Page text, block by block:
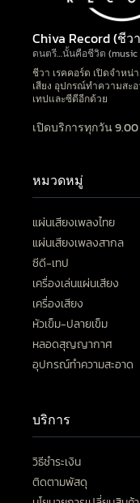
Chiva Record (ชีว
ดนตรี…นั้นคือชีวิต (music
ชีวา เรคคอร์ด เปิดจำหน่
เสียง อุปกรณ์ทำความสะ
เทปและซีดีอีกด้วย
เปิดบริการทุกวัน 9.00
หมวดหมู่
แผ่นเสียงเพลงไทย
แผ่นเสียงเพลงสากล
ซีดี-เทป
เครื่องเล่นแผ่นเสียง
เครื่องเสียง
หัวเข็ม-ปลายเข็ม
หลอดสุญญากาศ
อุปกรณ์ทำความสะอาด
บริการ
วิธีชำระเงิน
ติดตามพัสดุ